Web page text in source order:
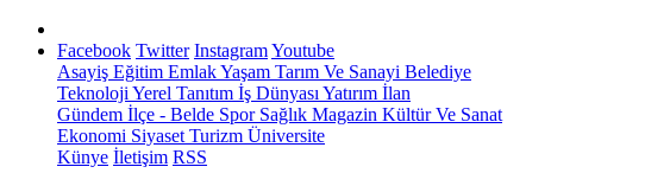
Facebook Twitter InstagramYoutube
Asayiş Eğitim EmlakYaşam Tarım Ve Sanayi Belediye
Teknoloji Yerel Tanıtım İş Dünyası Yatırım İlan
Gündem İlçe - Belde SporSağlık Magazin Kültür Ve Sanat
Ekonomi Siyaset Turizm Üniversite
Künye İletişim RSS